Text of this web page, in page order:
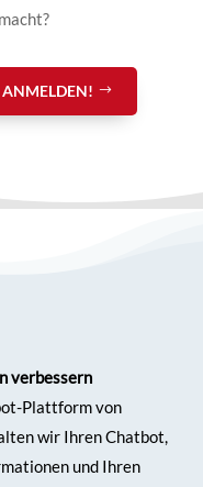
ANMELDEN!
verbessern
Plattform von
wir IhrenChatbot,
und Ihren